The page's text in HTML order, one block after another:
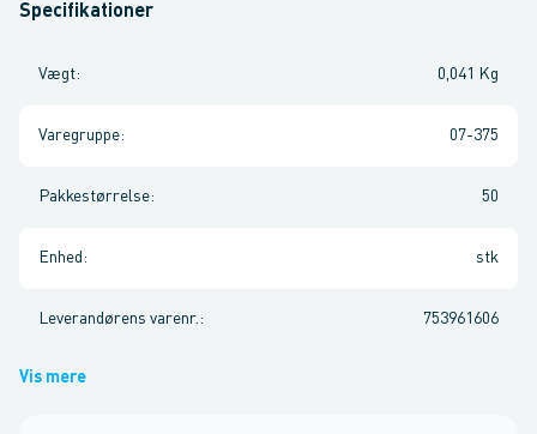
Specifikationer
Vægt: 0,041 Kg
Varegruppe: 07-375
Pakkestørrelse: 50
Enhed : stk
Leverandørens varenr. : 753961606
Vis mere